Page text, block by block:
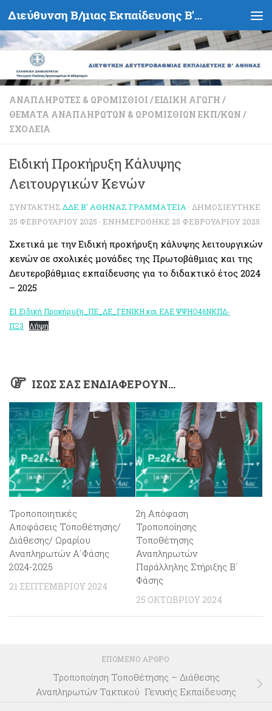
Skip to content Διεύθυνση Β/μιας Εκπαίδευσης Β' Αθήνας - Υπουργείο Παιδείας, Θρησκευμάτων και Αθλητισμού- Ελληνική Δημοκρατία
ΑΝΑΠΛΗΡΩΤΈΣ & ΩΡΟΜΊΣΘΙΟΙ /ΕΙΔΙΚΉ ΑΓΩΓΉ /
ΘΈΜΑΤΑ ΑΝΑΠΛΗΡΩΤΏΝ & ΩΡΟΜΙΣΘΊΩΝ ΕΚΠ/ΚΏΝ /
ΣΧΟΛΕΊΑ
Ειδική Προκήρυξη Κάλυψης
Λειτουργικών Κενών
ΣΥΝΤΆΚΤΗΣ ΔΔΕ Β' ΑΘΉΝΑΣ ΓΡΑΜΜΑΤΕΊΑ · ΔΗΜΟΣΙΕΎΤΗΚΕ
25 ΦΕΒΡΟΥΑΡΊΟΥ 2025 · ΕΝΗΜΕΡΏΘΗΚΕ 25 ΦΕΒΡΟΥΑΡΊΟΥ 2025
Σχετικά με την Ειδική προκήρυξη κάλυψης λειτουργικών
κενών σε σχολικές μονάδες της Πρωτοβάθμιας και της
Δευτεροβάθμιας εκπαίδευσης για το διδακτικό έτος 2024
– 2025
Ε1 Ειδική Προκήρυξη_ΠΕ_ΔΕ_ΓΕΝΙΚΗ και ΕΑΕ ΨΨΗΟ46ΝΚΠΔ-
ΠΞ3
Λήψη
ΊΣΩΣ ΣΑΣ ΕΝΔΙΑΦΈΡΟΥΝ…
Τροποποιητικές
Αποφάσεις Τοποθέτησης/
Διάθεσης/ Ωραρίου
Αναπληρωτών Α΄Φάσης
2024-2025
21 ΣΕΠΤΕΜΒΡΊΟΥ 2024
2η Απόφαση
Τροποποίησης
Τοποθέτησης
Αναπληρωτών
Παράλληλης Στήριξης Β΄
Φάσης
25 ΟΚΤΩΒΡΊΟΥ 2024
ΕΠΌΜΕΝΟ ΆΡΘΡΟ
Τροποποίηση Τοποθέτησης – Διάθεσης
Αναπληρωτών Τακτικού Γενικής Εκπαίδευσης